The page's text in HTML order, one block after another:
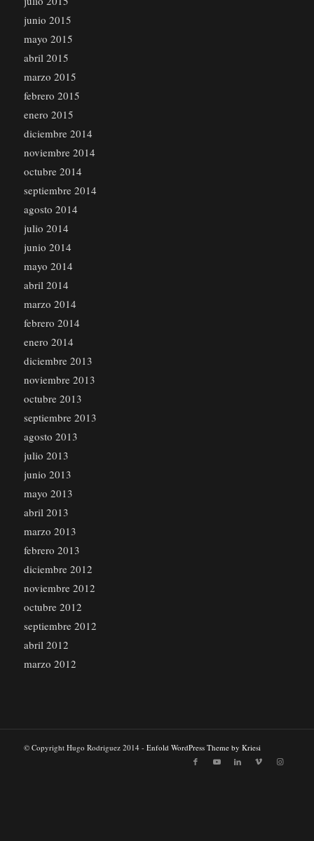
junio 2015
mayo 2015
abril 2015
marzo 2015
febrero 2015
enero 2015
diciembre 2014
noviembre 2014
octubre 2014
septiembre 2014
agosto 2014
julio 2014
junio 2014
mayo 2014
abril 2014
marzo 2014
febrero 2014
enero 2014
diciembre 2013
noviembre 2013
octubre 2013
septiembre 2013
agosto 2013
julio 2013
junio 2013
mayo 2013
abril 2013
marzo 2013
febrero 2013
diciembre 2012
noviembre 2012
octubre 2012
septiembre 2012
abril 2012
marzo 2012
© Copyright Hugo Rodriguez 2014 - Enfold WordPress Theme by Kriesi